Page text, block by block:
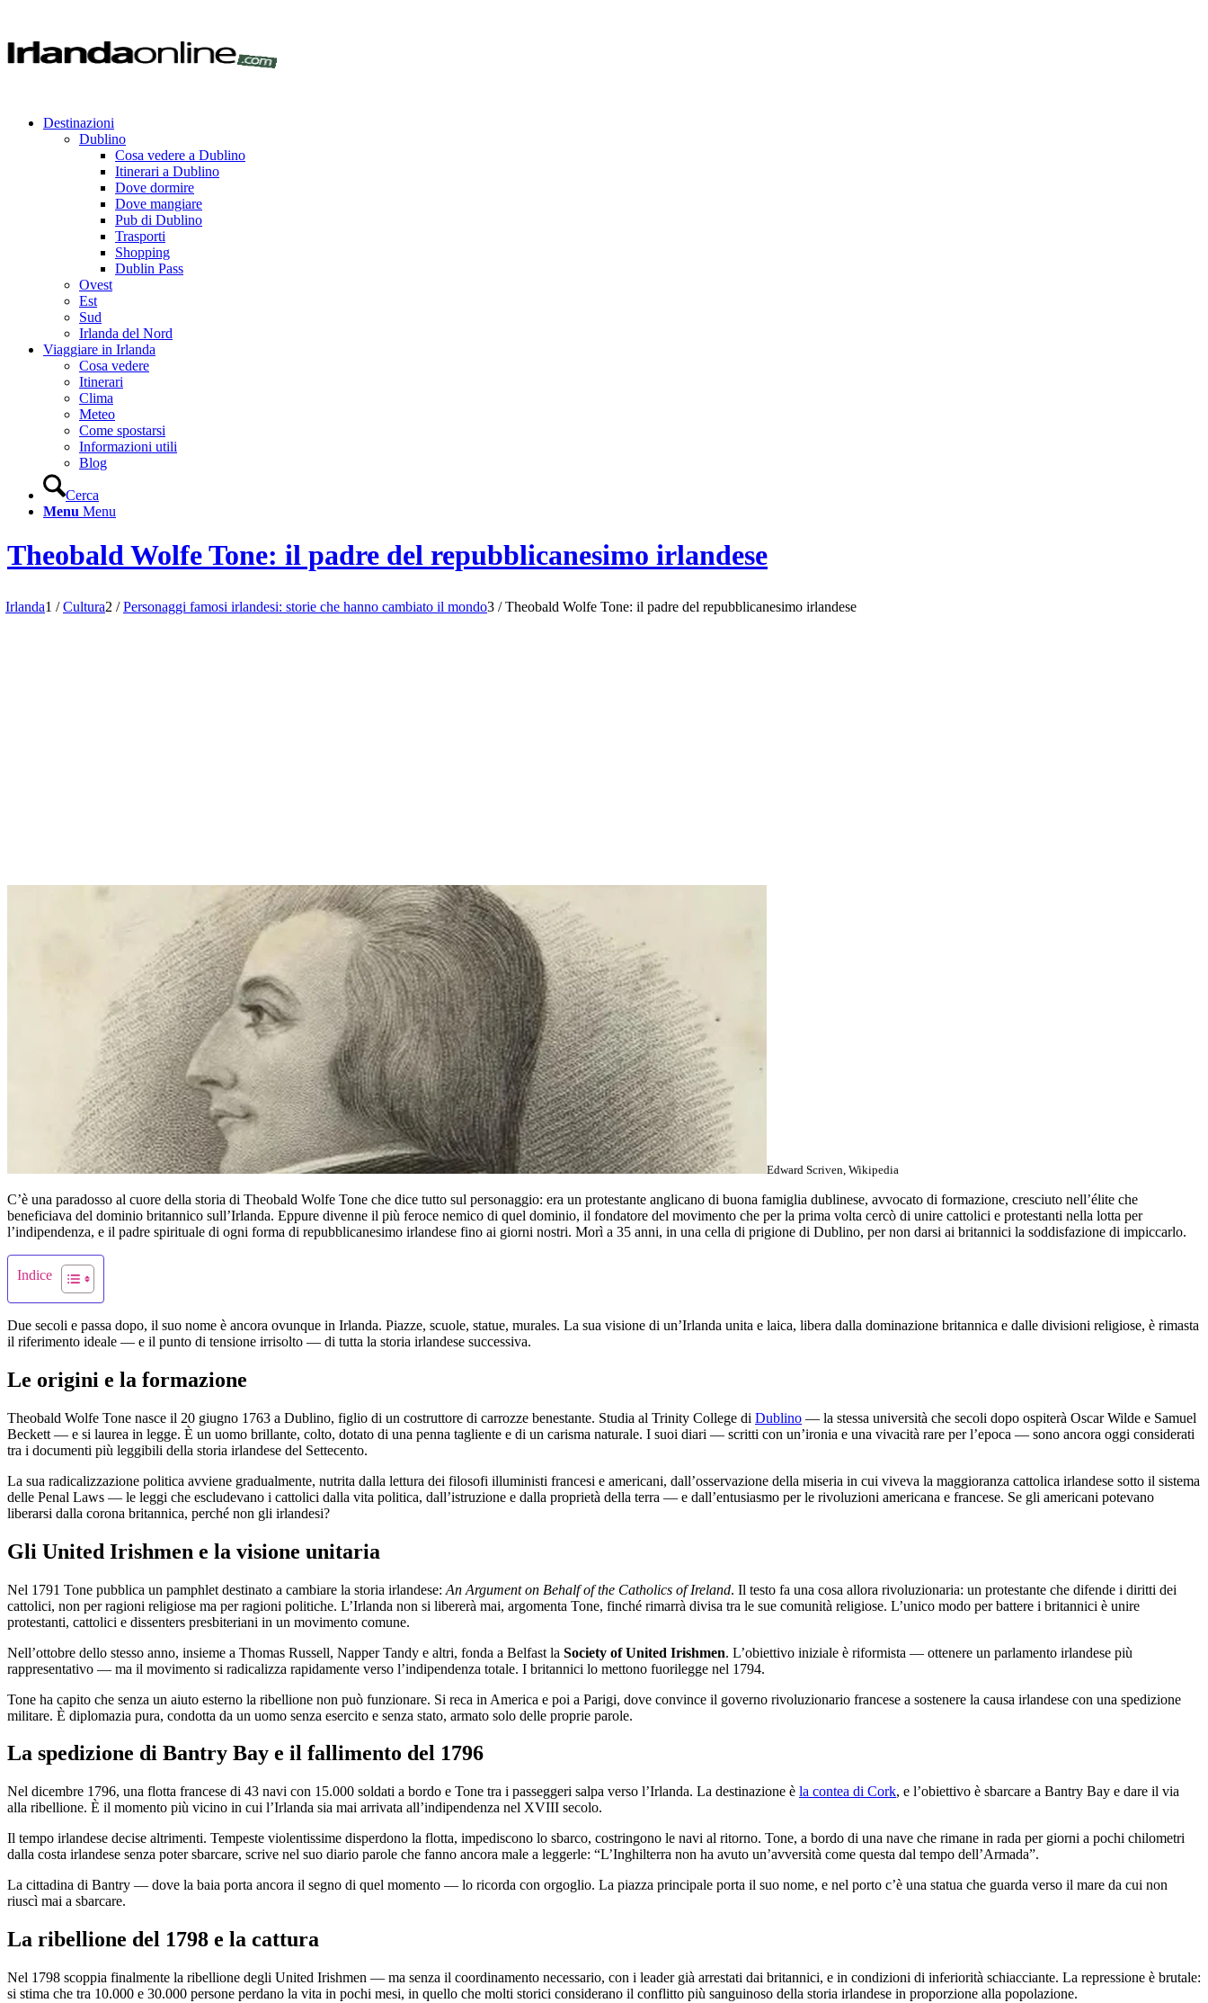
Destinazioni
Dublino
Cosa vedere a Dublino
Itinerari a Dublino
Dove dormire
Dove mangiare
Pub di Dublino
Trasporti
Shopping
Dublin Pass
Ovest
Est
Sud
Irlanda del Nord
Viaggiare in Irlanda
Cosa vedere
Itinerari
Clima
Meteo
Come spostarsi
Informazioni utili
Blog
Cerca
Menu Menu
Theobald Wolfe Tone: il padre del repubblicanesimo irlandese
Irlanda1 / Cultura2 / Personaggi famosi irlandesi: storie che hanno cambiato il mondo3 / Theobald Wolfe Tone: il padre del repubblicanesimo irlandese
Edward Scriven, Wikipedia
C’è una paradosso al cuore della storia di Theobald Wolfe Tone che dice tutto sul personaggio: era un protestante anglicano di buona famiglia dublinese, avvocato di formazione, cresciuto nell’élite che
beneficiava del dominio britannico sull’Irlanda. Eppure divenne il più feroce nemico di quel dominio, il fondatore del movimento che per la prima volta cercò di unire cattolici e protestanti nella lotta per
l’indipendenza, e il padre spirituale di ogni forma di repubblicanesimo irlandese fino ai giorni nostri. Morì a 35 anni, in una cella di prigione di Dublino, per non darsi ai britannici la soddisfazione di impiccarlo.
Indice
Due secoli e passa dopo, il suo nome è ancora ovunque in Irlanda. Piazze, scuole, statue, murales. La sua visione di un’Irlanda unita e laica, libera dalla dominazione britannica e dalle divisioni religiose, è rimasta
il riferimento ideale — e il punto di tensione irrisolto — di tutta la storia irlandese successiva.
Le origini e la formazione
Theobald Wolfe Tone nasce il 20 giugno 1763 a Dublino, figlio di un costruttore di carrozze benestante. Studia al Trinity College di Dublino — la stessa università che secoli dopo ospiterà Oscar Wilde e Samuel
Beckett — e si laurea in legge. È un uomo brillante, colto, dotato di una penna tagliente e di un carisma naturale. I suoi diari — scritti con un’ironia e una vivacità rare per l’epoca — sono ancora oggi considerati
tra i documenti più leggibili della storia irlandese del Settecento.
La sua radicalizzazione politica avviene gradualmente, nutrita dalla lettura dei filosofi illuministi francesi e americani, dall’osservazione della miseria in cui viveva la maggioranza cattolica irlandese sotto il sistema
delle Penal Laws — le leggi che escludevano i cattolici dalla vita politica, dall’istruzione e dalla proprietà della terra — e dall’entusiasmo per le rivoluzioni americana e francese. Se gli americani potevano
liberarsi dalla corona britannica, perché non gli irlandesi?
Gli United Irishmen e la visione unitaria
Nel 1791 Tone pubblica un pamphlet destinato a cambiare la storia irlandese: An Argument on Behalf of the Catholics of Ireland. Il testo fa una cosa allora rivoluzionaria: un protestante che difende i diritti dei
cattolici, non per ragioni religiose ma per ragioni politiche. L’Irlanda non si libererà mai, argomenta Tone, finché rimarrà divisa tra le sue comunità religiose. L’unico modo per battere i britannici è unire
protestanti, cattolici e dissenters presbiteriani in un movimento comune.
Nell’ottobre dello stesso anno, insieme a Thomas Russell, Napper Tandy e altri, fonda a Belfast la Society of United Irishmen. L’obiettivo iniziale è riformista — ottenere un parlamento irlandese più
rappresentativo — ma il movimento si radicalizza rapidamente verso l’indipendenza totale. I britannici lo mettono fuorilegge nel 1794.
Tone ha capito che senza un aiuto esterno la ribellione non può funzionare. Si reca in America e poi a Parigi, dove convince il governo rivoluzionario francese a sostenere la causa irlandese con una spedizione
militare. È diplomazia pura, condotta da un uomo senza esercito e senza stato, armato solo delle proprie parole.
La spedizione di Bantry Bay e il fallimento del 1796
Nel dicembre 1796, una flotta francese di 43 navi con 15.000 soldati a bordo e Tone tra i passeggeri salpa verso l’Irlanda. La destinazione è la contea di Cork, e l’obiettivo è sbarcare a Bantry Bay e dare il via
alla ribellione. È il momento più vicino in cui l’Irlanda sia mai arrivata all’indipendenza nel XVIII secolo.
Il tempo irlandese decise altrimenti. Tempeste violentissime disperdono la flotta, impediscono lo sbarco, costringono le navi al ritorno. Tone, a bordo di una nave che rimane in rada per giorni a pochi chilometri
dalla costa irlandese senza poter sbarcare, scrive nel suo diario parole che fanno ancora male a leggerle: “L’Inghilterra non ha avuto un’avversità come questa dal tempo dell’Armada”.
La cittadina di Bantry — dove la baia porta ancora il segno di quel momento — lo ricorda con orgoglio. La piazza principale porta il suo nome, e nel porto c’è una statua che guarda verso il mare da cui non
riuscì mai a sbarcare.
La ribellione del 1798 e la cattura
Nel 1798 scoppia finalmente la ribellione degli United Irishmen — ma senza il coordinamento necessario, con i leader già arrestati dai britannici, e in condizioni di inferiorità schiacciante. La repressione è brutale:
si stima che tra 10.000 e 30.000 persone perdano la vita in pochi mesi, in quello che molti storici considerano il conflitto più sanguinoso della storia irlandese in proporzione alla popolazione.